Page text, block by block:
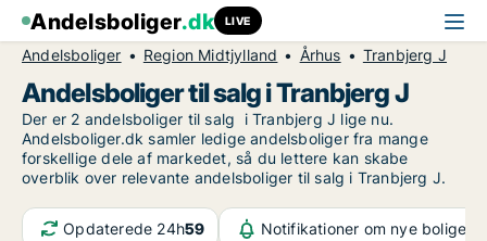
Andelsboliger.dk LIVE
Andelsboliger Region Midtjylland Århus Tranbjerg J
Andelsboliger til salg i Tranbjerg J
Der er 2 andelsboliger til salg i Tranbjerg J lige nu.
Andelsboliger.dk samler ledige andelsboliger fra mange
forskellige dele af markedet, så du lettere kan skabe
overblik over relevante andelsboliger til salg i Tranbjerg J.
Opdaterede 24h59 Notifikationer om nye boliger